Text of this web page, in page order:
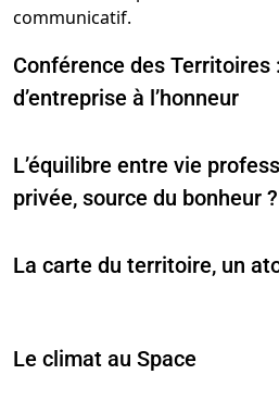
Conférence des Territoires
d’entreprise à l’honneur
L’équilibre entre vie
privée, source du bonheur ?
La carte du territoire, un
Le climat au Space